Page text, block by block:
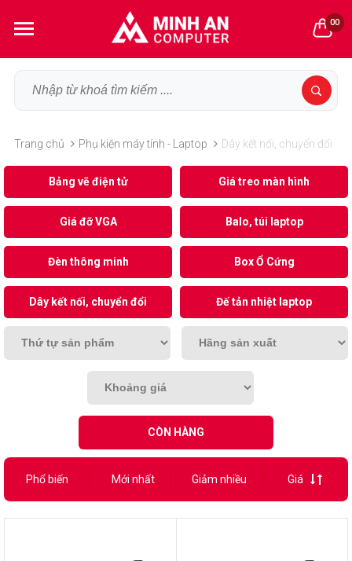
00
Trang chủ Phụ kiện máy tính - Laptop Dây kết nối, chuyển đổi
Bảng vẽ điện tử Giá treo màn hình
Giá đỡ VGA Balo, túi laptop
Đèn thông minh Box Ổ Cứng
Dây kết nối, chuyển đổi Đế tản nhiệt laptop
CÒN HÀNG
Phổ biến Mới nhất Giảm nhiều Giá